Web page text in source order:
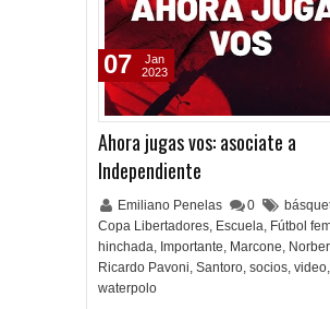
Ahora jugas vos: asociate a
Independiente
Emiliano Penelas 0
Copa Libertadores, Escuela, Fútbol
hinchada, Importante, Marcone,
Ricardo Pavoni, Santoro, socios, video,
waterpolo
07
Jan
2023